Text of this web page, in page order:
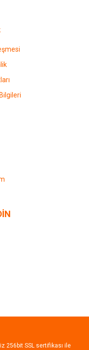
256bit SSL sertifikası ile